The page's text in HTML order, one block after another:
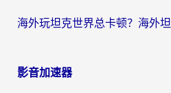
影音加速器